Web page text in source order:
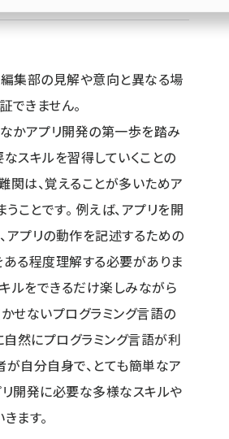
集部の見解や意向と異なる場
できません。
かアプリ開発の第一歩を踏み
スキルを習得していくことの
関は、覚えることが多いためア
ことです。 例えば、アプリを開
プリの動作を記述するための
る程度理解する必要がありま
ルをできるだけ楽しみながら
せないプログラミング言語の
自然にプログラミング言語が利
が自分自身で、とても簡単なア
リ開発に必要な多様なスキルや
ます。